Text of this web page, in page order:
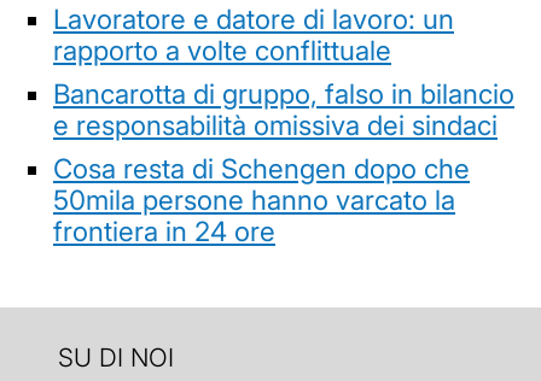
Lavoratore e datore di lavoro: un
rapporto a volte conflittuale
Bancarotta di gruppo, falso in bilancio
e responsabilità omissiva dei sindaci
Cosa resta di Schengen dopo che
50mila persone hanno varcato la
frontiera in 24 ore
SU DI NOI